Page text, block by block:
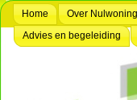
Home Over
Advies en begeleiding